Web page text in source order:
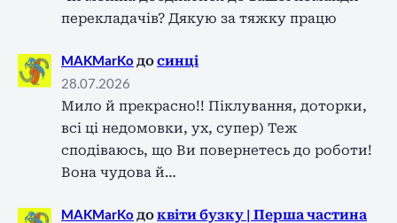
перекладачів? Дякую за тяжку працю
MAKMarKo досинці
28.07.2026
Мило й прекрасно!! Піклування, доторки,
всі ці недомовки, ух, супер) Теж
сподіваюсь, що Ви повернетесь до роботи!
Вона чудова й…
MAKMarKo доквіти бузку | Перша частина